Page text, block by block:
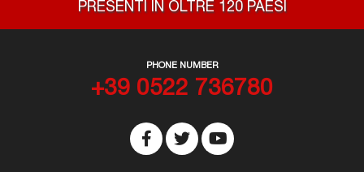
PRESENTI IN OLTRE 120 PAESI
PHONE NUMBER
+39 0522 736780